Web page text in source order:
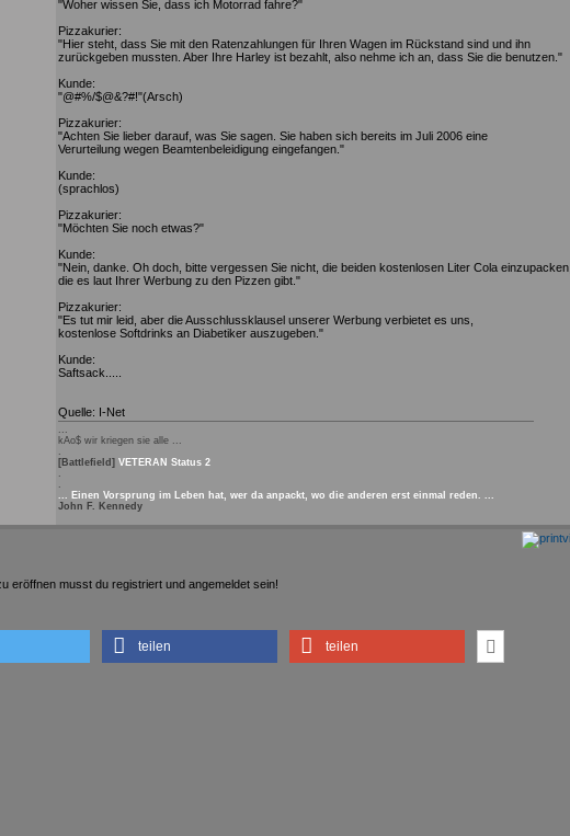
"Woher wissen Sie, dass ich Motorrad fahre?"
Pizzakurier:
"Hier steht, dass Sie mit den Ratenzahlungen für Ihren Wagen im Rückstand sind und ihn
zurückgeben mussten. Aber Ihre Harley ist bezahlt, also nehme ich an, dass Sie die benutzen."
Kunde:
"@#%/$@&?#!"(Arsch)
Pizzakurier:
"Achten Sie lieber darauf, was Sie sagen. Sie haben sich bereits im Juli 2006 eine
Verurteilung wegen Beamtenbeleidigung eingefangen."
Kunde:
(sprachlos)
Pizzakurier:
"Möchten Sie noch etwas?"
Kunde:
"Nein, danke. Oh doch, bitte vergessen Sie nicht, die beiden kostenlosen Liter Cola einzupacken,
die es laut Ihrer Werbung zu den Pizzen gibt."
Pizzakurier:
"Es tut mir leid, aber die Ausschlussklausel unserer Werbung verbietet es uns,
kostenlose Softdrinks an Diabetiker auszugeben."
Kunde:
Saftsack.....
Quelle: I-Net
...
kAo$ wir kriegen sie alle ...
.
[Battlefield] VETERAN Status 2
.
.
... Einen Vorsprung im Leben hat, wer da anpackt, wo die anderen erst einmal reden. ...
John F. Kennedy
eröffnen musst du registriert und angemeldet sein!
teilen teilen